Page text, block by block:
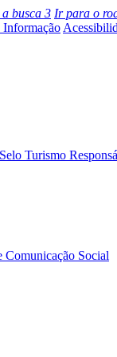
busca 3 Ir para o
Informação
Turismo
Comunicação Social